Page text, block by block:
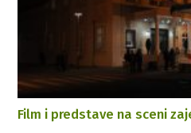
Film i predstave na sceni